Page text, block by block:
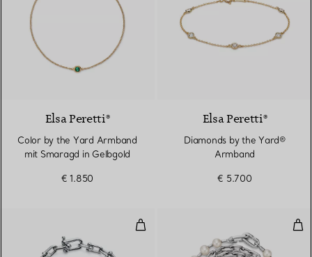
Elsa Peretti®
Color by the Yard Armband
mit Smaragd in Gelbgold
€ 1.850
Elsa Peretti®
Diamonds by the Yard®
Armband
€ 5.700
Kleines Gliederarmband in